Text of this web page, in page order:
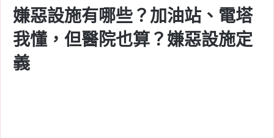
嫌惡設施有哪些？加油站、電塔
我懂，但醫院也算？嫌惡設施定
義